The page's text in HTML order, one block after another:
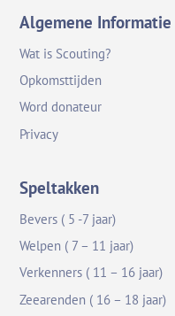
Algemene Informatie
Wat is Scouting?
Opkomsttijden
Word donateur
Privacy
Speltakken
Bevers ( 5 -7 jaar)
Welpen ( 7 – 11 jaar)
Verkenners ( 11 – 16 jaar)
Zeearenden ( 16 – 18 jaar)